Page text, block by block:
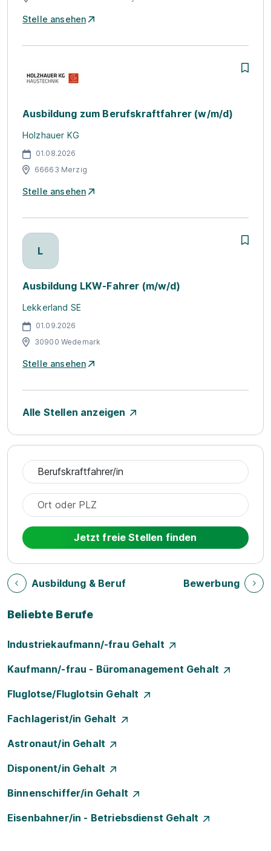
Stelle ansehen
Ausbildung zum Berufskraftfahrer (w/m/d)
Holzhauer KG
01.08.2026
66663 Merzig
Stelle ansehen
L
Ausbildung LKW-Fahrer (m/w/d)
Lekkerland SE
01.09.2026
30900 Wedemark
Stelle ansehen
Alle Stellen anzeigen
Jetzt freie Stellen finden
Ausbildung & Beruf Bewerbung
Beliebte Berufe
Industriekaufmann/-frau Gehalt
Kaufmann/-frau - Büromanagement Gehalt
Fluglotse/Fluglotsin Gehalt
Fachlagerist/in Gehalt
Astronaut/in Gehalt
Disponent/in Gehalt
Binnenschiffer/in Gehalt
Eisenbahner/in - Betriebsdienst Gehalt